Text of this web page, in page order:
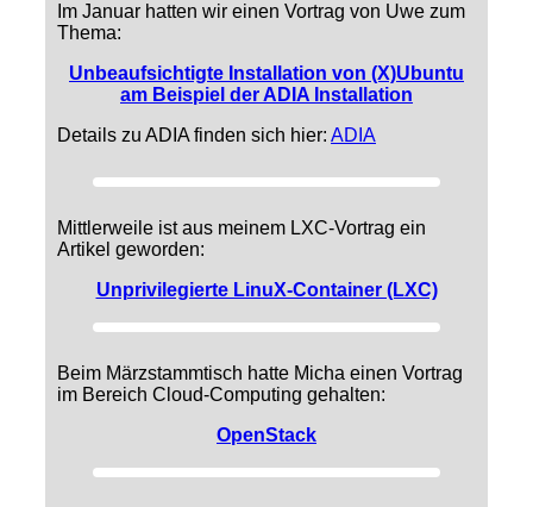
Im Januar hatten wir einen Vortrag von Uwe zum
Thema:
Unbeaufsichtigte Installation von (X)Ubuntu
am Beispiel der ADIA Installation
Details zu ADIA finden sich hier: ADIA
Mittlerweile ist aus meinem LXC-Vortrag ein
Artikel geworden:
Unprivilegierte LinuX-Container (LXC)
Beim Märzstammtisch hatte Micha einen Vortrag
im Bereich Cloud-Computing gehalten:
OpenStack